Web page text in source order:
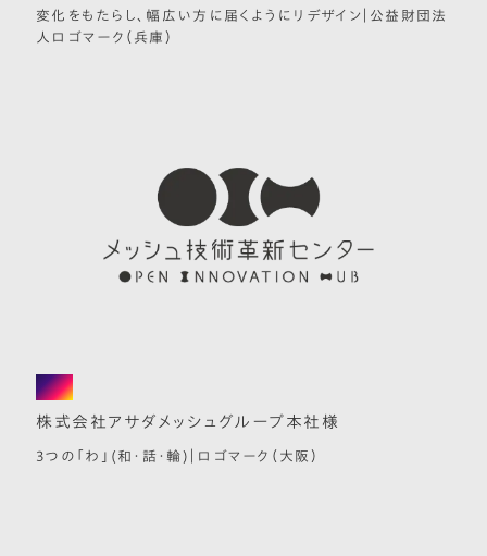
変化をもたらし、幅広い方に届くようにリデザイン｜公益財団法
人ロゴマーク（兵庫）
logo
株式会社アサダメッシュグループ本社様
3つの「わ」(和・話・輪)｜ロゴマーク（大阪）